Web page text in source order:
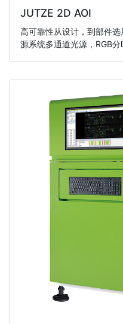
JUTZE 2D AOI
高可靠性从设计，到部件
源系统多通道光源，RGB分